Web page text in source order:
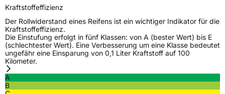
VerwendungGanzjahresreifen
ModellnameX All Climate TF2
FahrzeugartPKW & SUV
Weitere Eigenschaften
SchlauchtypTL
Kraftstoffeffizienz
Der Rollwiderstand eines Reifens ist ein wichtiger Indikator für die
Kraftstoffeffizienz.
Die Einstufung erfolgt in fünf Klassen: von A (bester Wert) bis E
(schlechtester Wert). Eine Verbesserung um eine Klasse bedeutet
ungefähr eine Einsparung von 0,1 Liter Kraftstoff auf 100
Kilometer.
A
B